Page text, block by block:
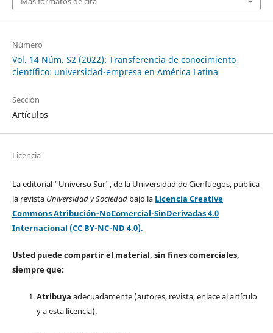
Número
Vol. 14 Núm. S2 (2022): Transferencia de conocimiento
científico: universidad-empresa en América Latina
Sección
Artículos
Licencia
La editorial "Universo Sur", de la Universidad de Cienfuegos, publica
la revista Universidad y Sociedad bajo la Licencia Creative
Commons Atribución-NoComercial-SinDerivadas 4.0
Internacional (CC BY-NC-ND 4.0).
Usted puede compartir el material, sin fines comerciales,
siempre que:
Atribuya adecuadamente (autores, revista, enlace al artículo
y a esta licencia).